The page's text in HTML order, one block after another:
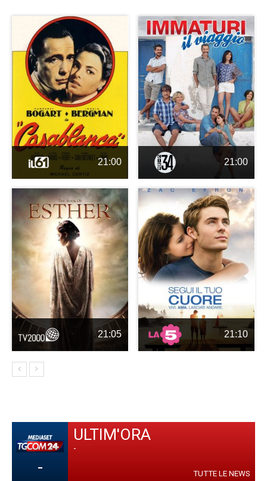
21:00 21:00
21:05 21:10
-
ULTIM'ORA
-
TUTTE LE NEWS